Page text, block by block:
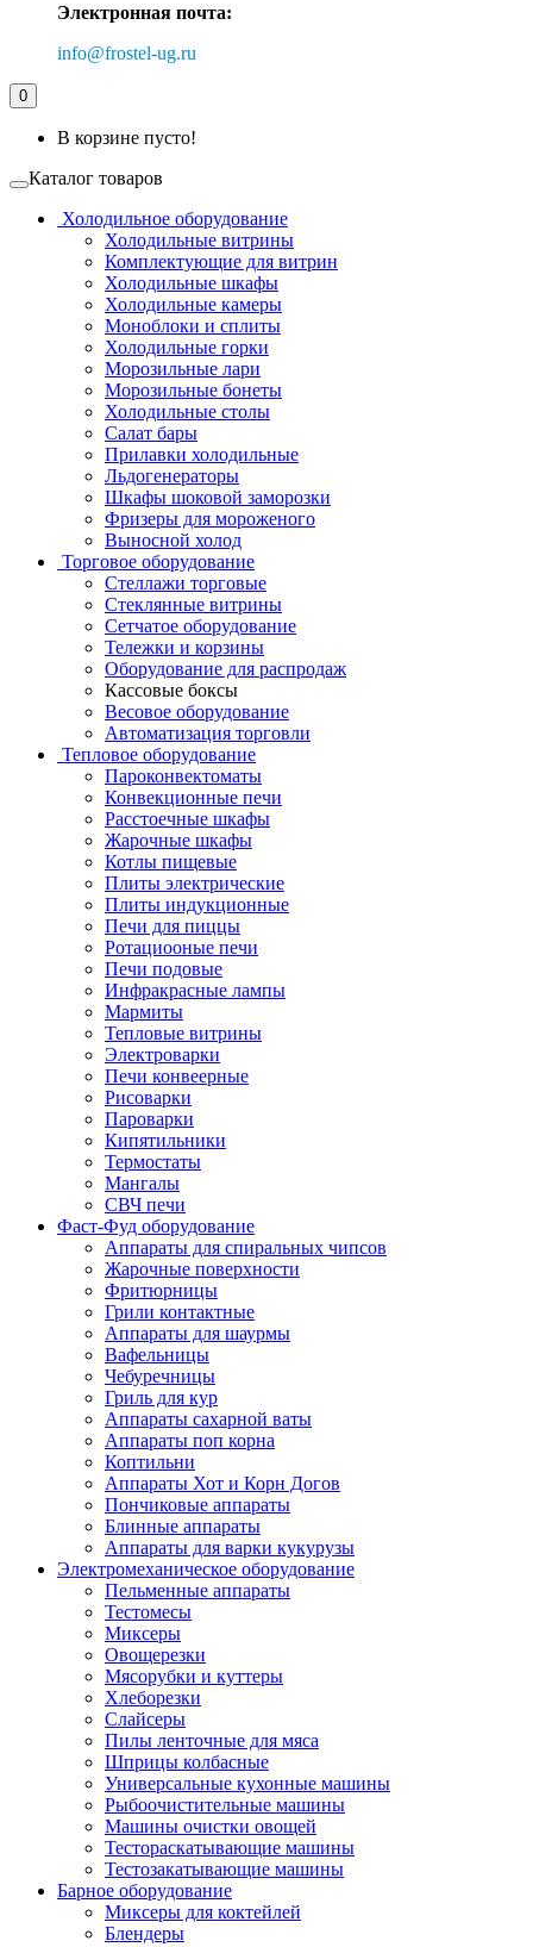
Электронная почта:
info@frostel-ug.ru
0
В корзине пусто!
Каталог товаров
Холодильное оборудование
Холодильные витрины
Комплектующие для витрин
Холодильные шкафы
Холодильные камеры
Моноблоки и сплиты
Холодильные горки
Морозильные лари
Морозильные бонеты
Холодильные столы
Салат бары
Прилавки холодильные
Льдогенераторы
Шкафы шоковой заморозки
Фризеры для мороженого
Выносной холод
Торговое оборудование
Стеллажи торговые
Стеклянные витрины
Сетчатое оборудование
Тележки и корзины
Оборудование для распродаж
Кассовые боксы
Весовое оборудование
Автоматизация торговли
Тепловое оборудование
Пароконвектоматы
Конвекционные печи
Расстоечные шкафы
Жарочные шкафы
Котлы пищевые
Плиты электрические
Плиты индукционные
Печи для пиццы
Ротациооные печи
Печи подовые
Инфракрасные лампы
Мармиты
Тепловые витрины
Электроварки
Печи конвеерные
Рисоварки
Пароварки
Кипятильники
Термостаты
Мангалы
СВЧ печи
Фаст-Фуд оборудование
Аппараты для спиральных чипсов
Жарочные поверхности
Фритюрницы
Грили контактные
Аппараты для шаурмы
Вафельницы
Чебуречницы
Гриль для кур
Аппараты сахарной ваты
Аппараты поп корна
Коптильни
Аппараты Хот и Корн Догов
Пончиковые аппараты
Блинные аппараты
Аппараты для варки кукурузы
Электромеханическое оборудование
Пельменные аппараты
Тестомесы
Миксеры
Овощерезки
Мясорубки и куттеры
Хлеборезки
Слайсеры
Пилы ленточные для мяса
Шприцы колбасные
Универсальные кухонные машины
Рыбоочистительные машины
Машины очистки овощей
Тестораскатывающие машины
Тестозакатывающие машины
Барное оборудование
Миксеры для коктейлей
Блендеры